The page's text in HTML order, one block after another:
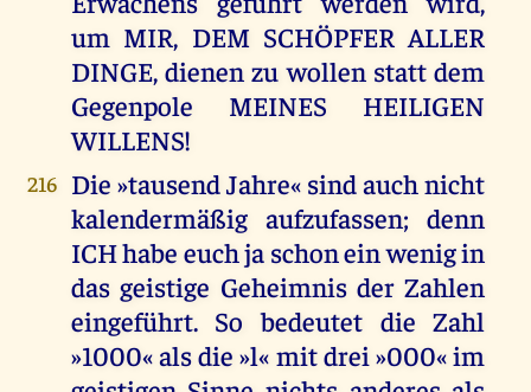
um MIR, DEM SCHÖPFER ALLER
DINGE, dienen zu wollen statt dem
Gegenpole MEINES HEILIGEN
WILLENS!
216 Die »tausend Jahre« sind auch nicht
kalendermäßig aufzufassen; denn
ICH habe euch ja schon ein wenig in
das geistige Geheimnis der Zahlen
eingeführt. So bedeutet die Zahl
»1000« als die »l« mit drei »000« im